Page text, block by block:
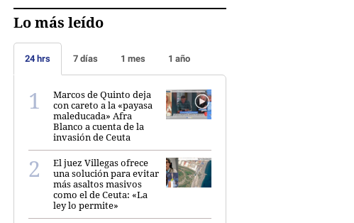
Lo más leído
24 hrs 7 días 1 mes 1 año
Marcos de Quinto deja
con careto a la «payasa
maleducada» Afra
Blanco a cuenta de la
invasión de Ceuta
El juez Villegas ofrece
una solución para evitar
más asaltos masivos
como el de Ceuta: «La
ley lo permite»